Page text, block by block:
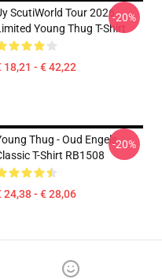
ScutiWorld Tour 2026
Young Thug T-Shirt
18,21 - € 42,22
-20%
Thug - Oud Engels
T-Shirt RB1508
24,38 - € 28,06
-20%